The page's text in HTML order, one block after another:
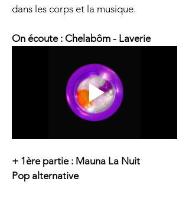
dans les corps et la musique.
On écoute : Chelabôm - Laverie
+ 1ère partie : Mauna La Nuit
Pop alternative